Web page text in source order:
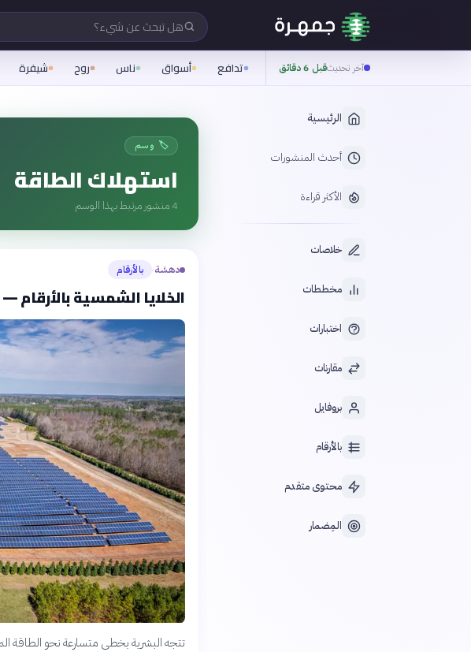
هل تبحث عن شيء؟
آخر تحديثقبل 6 دقائق تدافع أسواق ناس روح شيفرة
الرئيسية
أحدث المنشورات
الأكثر قراءة
خلاصات
مخططات
اختبارات
مقارنات
بروفايل
بالأرقام
محتوى متقدم
المِضمار
🏷️ وسم
استهلاك الطاقة
4 منشور مرتبط بهذا الوسم
دهشة› بالأرقام
الخلايا الشمسية
تتجه البشرية بخطى متسارعة نحو الطاقة